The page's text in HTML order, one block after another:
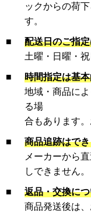
ックからの荷
す。
■
配送日のご指
土曜・日曜・
■
時間指定は基
地域・商品に
る場
合もあります。
■
商品追跡はで
メーカーから
しできません。
■
返品・交換に
商品発送後は